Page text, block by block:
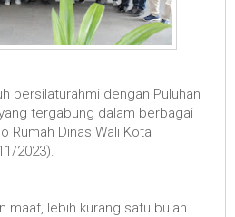
bersilaturahmi dengan Puluhan
tergabung dalam berbagai
Rumah Dinas Wali Kota
2023).
maaf, lebih kurang satu bulan